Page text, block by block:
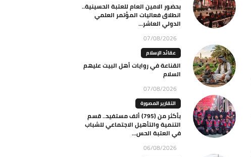
بحضور الامين العام للعتبة الحسينية..
انطلاق فعاليات المؤتمر العلمي
الدولي العاشر...
07/08/2026
عقائد الإسلام
القناعة في روايات أهل البيت عليهم
السلام
07/08/2026
التقارير المصورة
بأكثر من (795) ألف مستفيد.. قسم
التنمية والتأهيل الاجتماعي للشباب
في العتبة الحس...
06/08/2026